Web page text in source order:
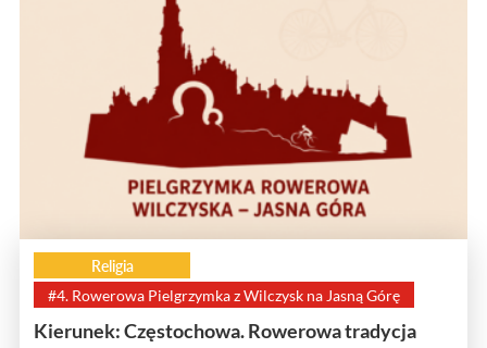
Religia
#4. Rowerowa Pielgrzymka z Wilczysk na Jasną Górę
Kierunek: Częstochowa. Rowerowa tradycja